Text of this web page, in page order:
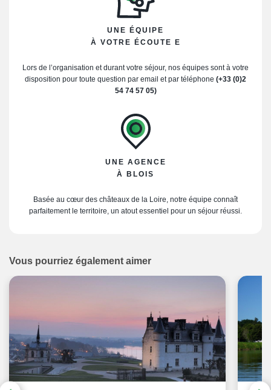
UNE ÉQUIPE
À VOTRE ÉCOUTE E
Lors de l’organisation et durant votre séjour, nos équipes sont à votre
disposition pour toute question par email et par téléphone (+33 (0)2
54 74 57 05)
UNE AGENCE
À BLOIS
Basée au cœur des châteaux de la Loire, notre équipe connaît
parfaitement le territoire, un atout essentiel pour un séjour réussi.
Vous pourriez également aimer